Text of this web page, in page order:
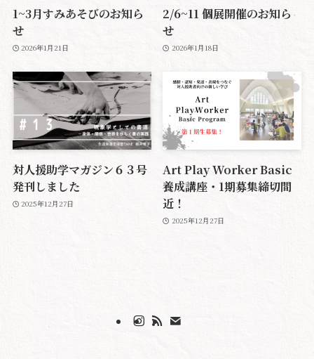
1~3月すみあそびのお知ら
せ
2026年1月21日
2/6~11 個展開催のお知ら
せ
2026年1月18日
対人援助学マガジン６３号
発刊しました
2025年12月27日
Art Play Worker Basic
養成講座・1期募集締切間
近！
2025年12月27日